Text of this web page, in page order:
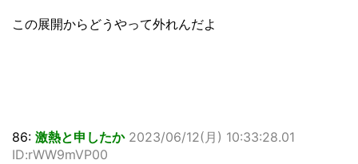
この展開からどうやって外れんだよ
86: 激熱と申したか 2023/06/12(月) 10:33:28.01
ID:rWW9mVP00